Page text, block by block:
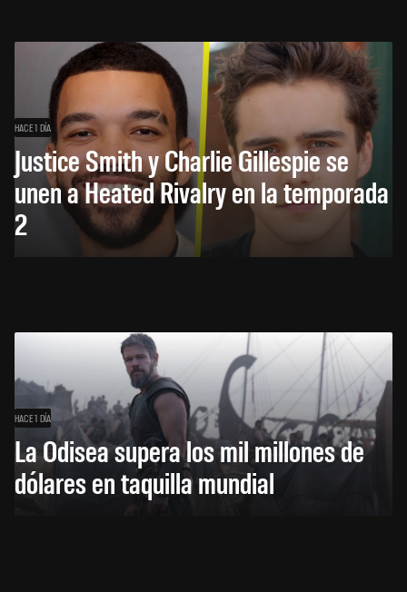
HACE 1 DÍA
Justice Smith y Charlie Gillespie se
unen a Heated Rivalry en la temporada
2
HACE 1 DÍA
La Odisea supera los mil millones de
dólares en taquilla mundial